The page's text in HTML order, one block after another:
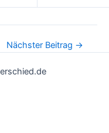
Nächster Beitrag →